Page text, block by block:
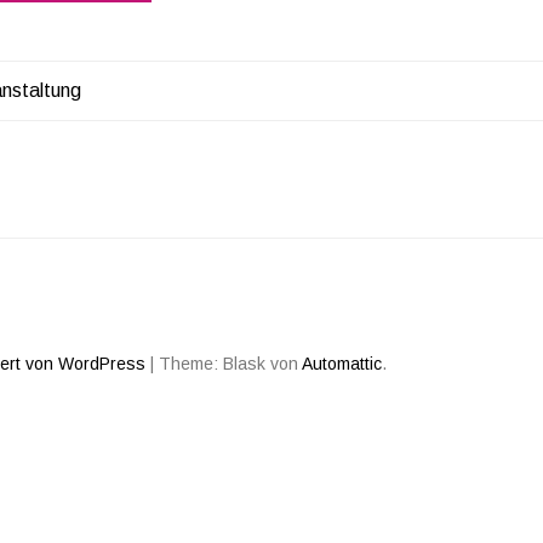
von WordPress Theme: Blask von Automattic.